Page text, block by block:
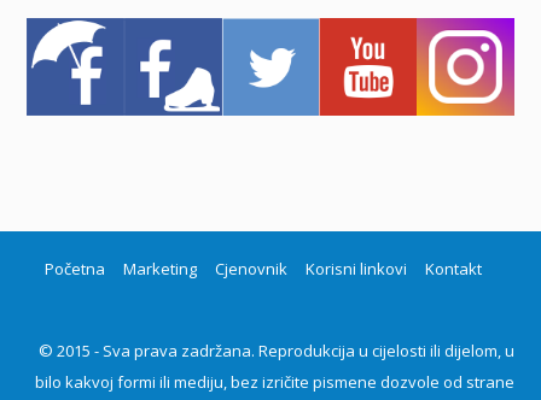
Početna Marketing Cjenovnik Korisni linkovi Kontakt
© 2015 - Sva prava zadržana. Reprodukcija u cijelosti ili dijelom, u
bilo kakvoj formi ili mediju, bez izričite pismene dozvole od strane